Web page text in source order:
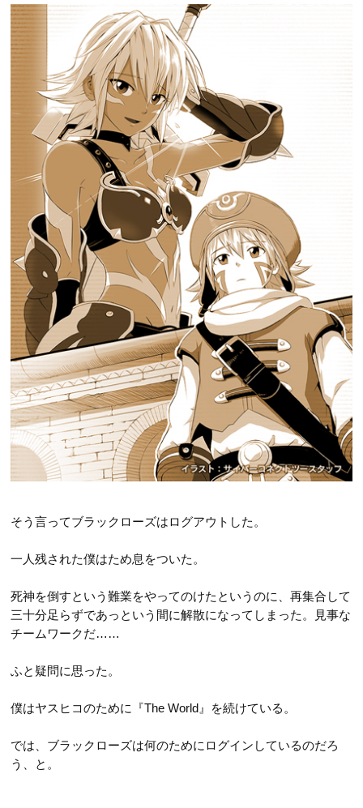
そう言ってブラックローズはログアウトした。
一人残された僕はため息をついた。
死神を倒すという難業をやってのけたというのに、再集合して
三十分足らずであっという間に解散になってしまった。見事な
チームワークだ……
ふと疑問に思った。
僕はヤスヒコのために『The World』を続けている。
では、ブラックローズは何のためにログインしているのだろ
う、と。